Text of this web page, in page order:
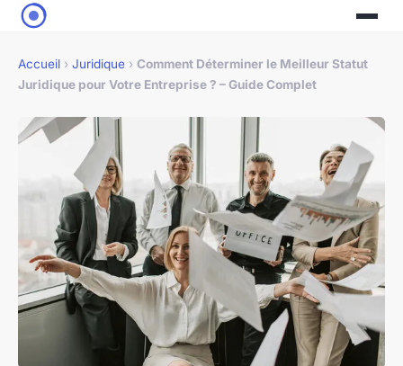
Accueil › Juridique › Comment Déterminer le Meilleur Statut
Juridique pour Votre Entreprise ? – Guide Complet